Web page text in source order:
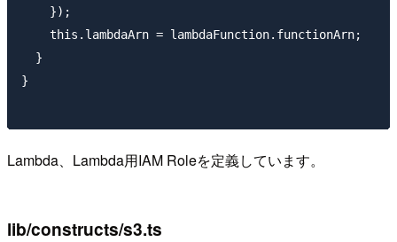
    });
    this.lambdaArn = lambdaFunction.functionArn;
  }
}
Lambda、Lambda用IAM Roleを定義しています。
lib/constructs/s3.ts